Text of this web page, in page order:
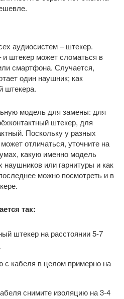
аудиосистем – штекер.
штекер может сломаться в
смартфона. Случается,
один наушник; как
штекера.
модель для замены: для
штекер, для
Поскольку у разных
отличаться, уточните на
какую именно модель
или гарнитуры и как
можно посмотреть и в
так:
штекер на расстоянии 5-7
с кабеля в целом примерно на
снимите изоляцию на 3-4